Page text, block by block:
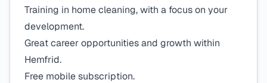
Training in home cleaning, with a focus on your
development.
Great career opportunities and growth within
Hemfrid.
Free mobile subscription.